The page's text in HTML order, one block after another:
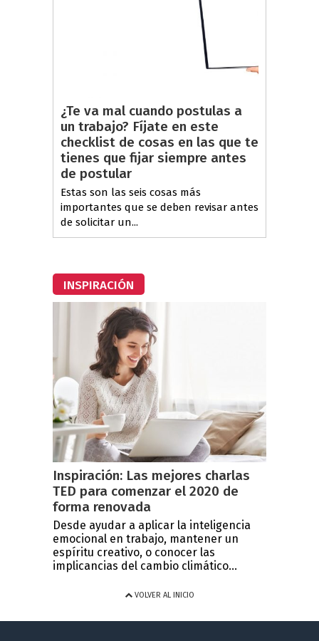
¿Te va mal cuando postulas a
un trabajo? Fíjate en este
checklist de cosas en las que te
tienes que fijar siempre antes
de postular
Estas son las seis cosas más
importantes que se deben revisar antes
de solicitar un...
INSPIRACIÓN
Inspiración: Las mejores charlas
TED para comenzar el 2020 de
forma renovada
Desde ayudar a aplicar la inteligencia
emocional en trabajo, mantener un
espíritu creativo, o conocer las
implicancias del cambio climático...
VOLVER AL INICIO